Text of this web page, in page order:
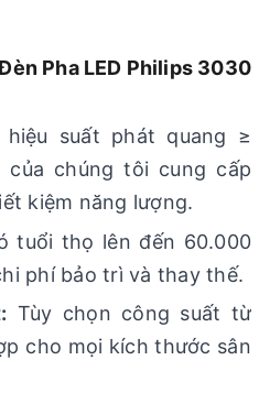
Pha LED Philips 3030
hiệu suất phát quang ≥
của chúng tôi cung cấp
kiệm năng lượng.
tuổi thọ lên đến 60.000
phí bảo trì và thay thế.
Tùy chọn công suất từ
cho mọi kích thước sân